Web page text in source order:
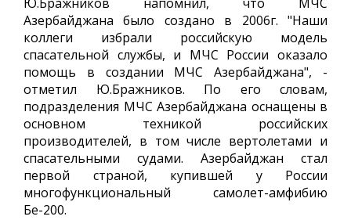
Азербайджана было создано в 2006г. "Наши
коллеги избрали российскую модель
спасательной службы, и МЧС России оказало
помощь в создании МЧС Азербайджана", -
отметил Ю.Бражников. По его словам,
подразделения МЧС Азербайджана оснащены в
основном техникой российских
производителей, в том числе вертолетами и
спасательными судами. Азербайджан стал
первой страной, купившей у России
многофункциональный самолет-амфибию
Бе-200.